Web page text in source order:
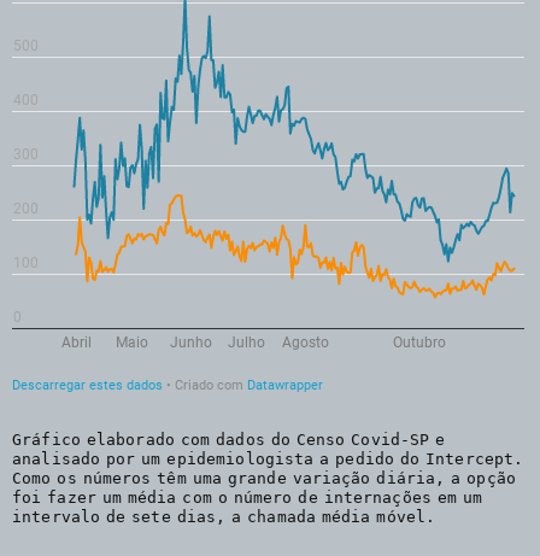
Gráfico elaborado com dados do Censo Covid-SP e
analisado por um epidemiologista a pedido do Intercept.
Como os números têm uma grande variação diária, a opção
foi fazer um média com o número de internações em um
intervalo de sete dias, a chamada média móvel.